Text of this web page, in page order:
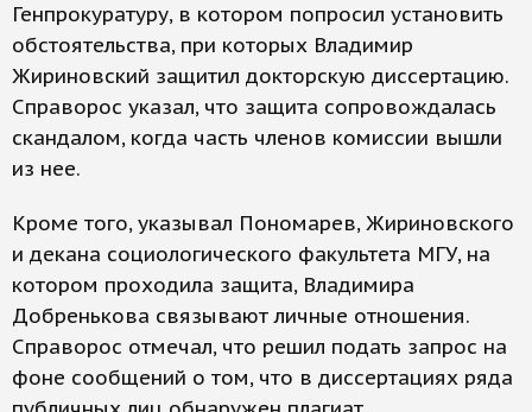
Генпрокуратуру, в котором попросил установить
обстоятельства, при которых Владимир
Жириновский защитил докторскую диссертацию.
Справорос указал, что защита сопровождалась
скандалом, когда часть членов комиссии вышли
из нее.
Кроме того, указывал Пономарев, Жириновского
и декана социологического факультета МГУ, на
котором проходила защита, Владимира
Добренькова связывают личные отношения.
Справорос отмечал, что решил подать запрос на
фоне сообщений о том, что в диссертациях ряда